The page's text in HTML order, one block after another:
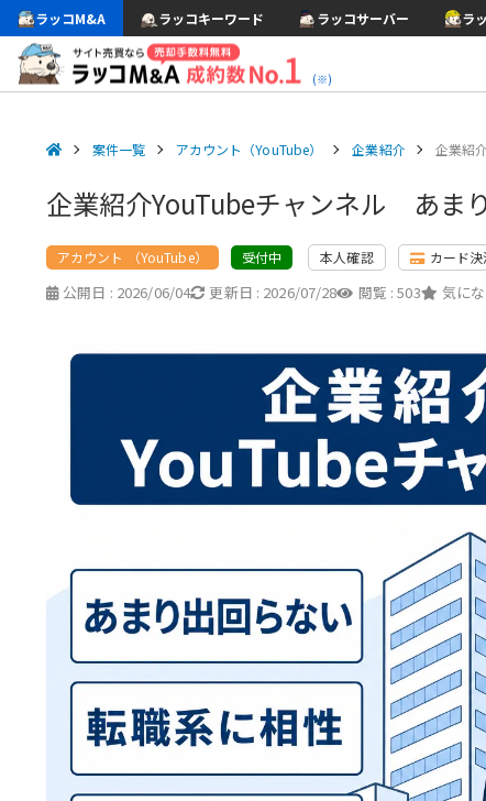
ラッコM&A ラッコキーワード ラッコサーバー ラ
(※)
案件一覧 アカウント（YouTube） 企業紹介 企業紹
企業紹介YouTubeチャンネル あま
アカウント （YouTube） 受付中 本人確認 カード
公開日 : 2026/06/04 更新日 : 2026/07/28 閲覧 :503 気に